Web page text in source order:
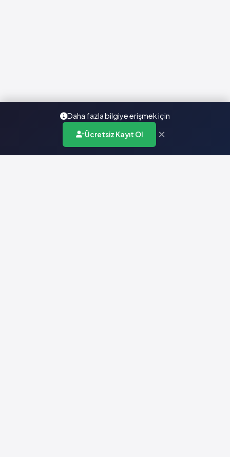
Daha fazla bilgiye erişmek için
Ücretsiz Kayıt Ol ×